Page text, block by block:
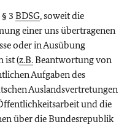
§ 3 BDSG, soweit die
einer uns übertragenen
oder in Ausübung
ist (z.B.Beantwortung von
Aufgaben des
Auslandsvertretungen
und die
über die Bundesrepublik